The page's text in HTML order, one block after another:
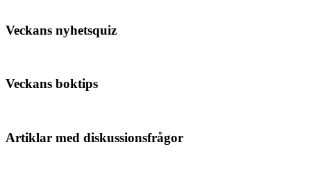
Veckans nyhetsquiz
Veckans boktips
Artiklar med diskussionsfrågor